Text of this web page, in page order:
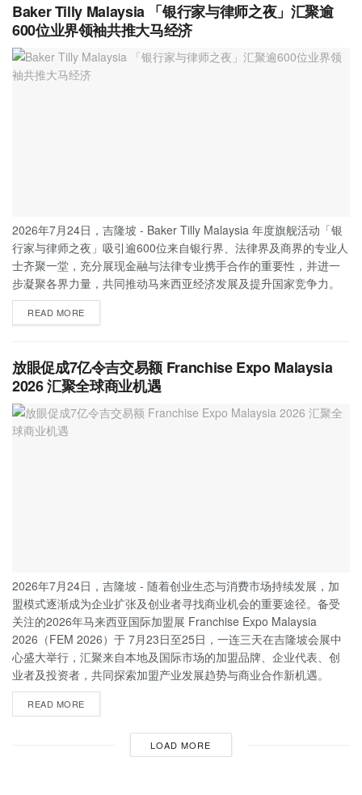
Baker Tilly Malaysia 「银行家与律师之夜」汇聚逾
600位业界领袖共推大马经济
2026年7月24日，吉隆坡 - Baker Tilly Malaysia 年度旗舰活动「银
行家与律师之夜」吸引逾600位来自银行界、法律界及商界的专业人
士齐聚一堂，充分展现金融与法律专业携手合作的重要性，并进一
步凝聚各界力量，共同推动马来西亚经济发展及提升国家竞争力。
READ MORE
放眼促成7亿令吉交易额 Franchise Expo Malaysia
2026 汇聚全球商业机遇
2026年7月24日，吉隆坡 - 随着创业生态与消费市场持续发展，加
盟模式逐渐成为企业扩张及创业者寻找商业机会的重要途径。备受
关注的2026年马来西亚国际加盟展 Franchise Expo Malaysia
2026（FEM 2026）于 7月23日至25日，一连三天在吉隆坡会展中
心盛大举行，汇聚来自本地及国际市场的加盟品牌、企业代表、创
业者及投资者，共同探索加盟产业发展趋势与商业合作新机遇。
READ MORE
LOAD MORE